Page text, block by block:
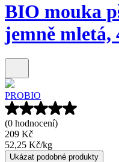
BIO mouka
jemně mletá,
PROBIO
(0 hodnocení)
209 Kč
52,25 Kč/kg
Ukázat podobné produkty